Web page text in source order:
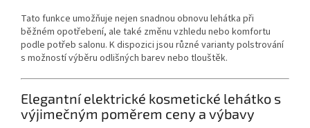
Tato funkce umožňuje nejen snadnou obnovu lehátka při
běžném opotřebení, ale také změnu vzhledu nebo komfortu
podle potřeb salonu. K dispozici jsou různé varianty polstrování
s možností výběru odlišných barev nebo tlouštěk.
Elegantní elektrické kosmetické lehátko s
výjimečným poměrem ceny a výbavy